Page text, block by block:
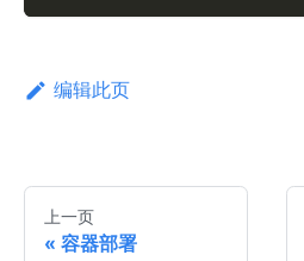
编辑此页
上一页
容器部署